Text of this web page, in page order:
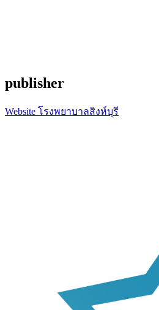
publisher
Website โรงพยาบาลสิงห์บุรี